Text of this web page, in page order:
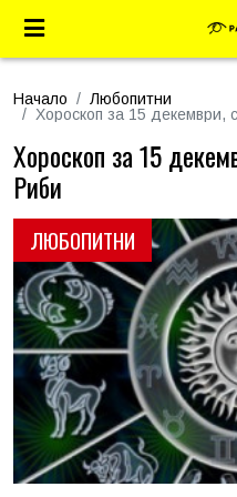
Начало
Любопитни
Хороскоп за 15
ЛЮБОПИТНИ
Хороскоп за 15
Риби